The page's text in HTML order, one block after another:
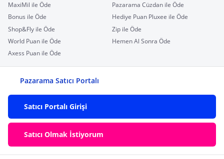
MaxiMil ile Öde
Pazarama Cüzdan ile Öde
Bonus ile Öde
Hediye Puan Pluxee ile Öde
Shop&Fly ile Öde
Zip ile Öde
World Puan ile Öde
Hemen Al Sonra Öde
Axess Puan ile Öde
Pazarama Satıcı Portalı
Satıcı Portalı Girişi
Satıcı Olmak İstiyorum